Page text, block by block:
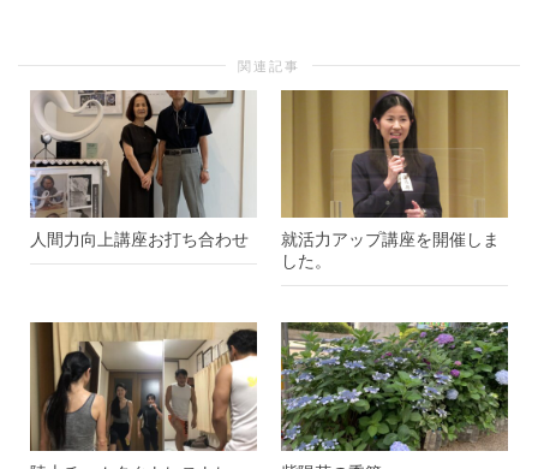
関連記事
人間力向上講座お打ち合わせ
就活力アップ講座を開催しま
した。